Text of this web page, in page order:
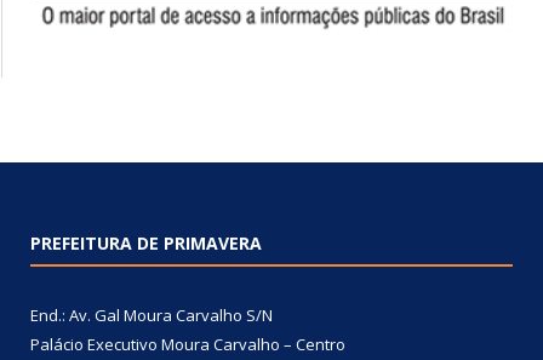
PREFEITURA DE PRIMAVERA
End.: Av. Gal Moura Carvalho S/N
Palácio Executivo Moura Carvalho – Centro